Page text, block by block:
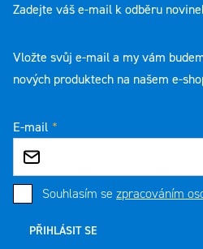
Zadejte váš e-mail k odběru
Vložte svůj e-mail a my vám
nových produktech na našem e-
E-mail
Souhlasím se zpracováním
PŘIHLÁSIT SE